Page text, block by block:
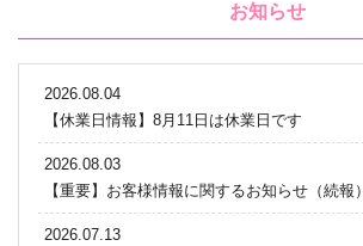
お知らせ
2026.08.04
【休業日情報】8月11日は休業日です
2026.08.03
【重要】お客様情報に関するお知らせ（続報）
2026.07.13